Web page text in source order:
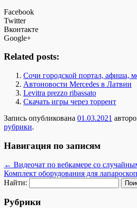
Facebook
Twitter
Вконтакте
Google+
Related posts:
Сочи городской портал, афиша,
Автоновости Mercedes в Латвии
Levitra prezzo ribassato
Cкачать игры через торрент
Запись опубликована 01.03.2021
рубрики.
Навигация по записям
← Видеочат по вебкамере со
Комплект оборудования для
Найти:
Рубрики